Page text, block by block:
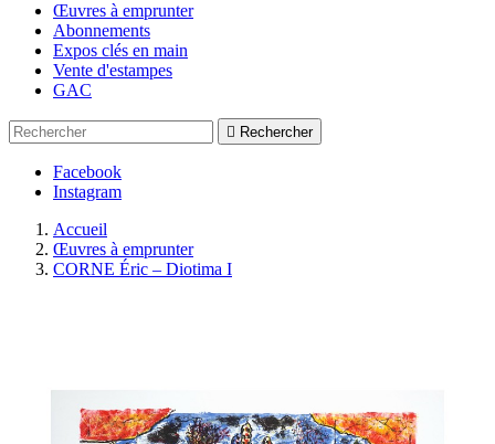
Œuvres à emprunter
Abonnements
Expos clés en main
Vente d'estampes
GAC
 Rechercher
Facebook
Instagram
Accueil
Œuvres à emprunter
CORNE Éric – Diotima I